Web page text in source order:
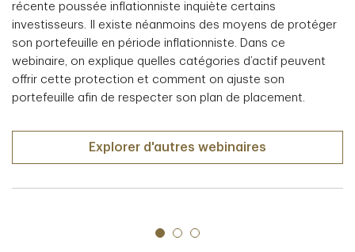
récente poussée inflationniste inquiète certains
investisseurs. Il existe néanmoins des moyens de protéger
son portefeuille en période inflationniste. Dans ce
webinaire, on explique quelles catégories d’actif peuvent
offrir cette protection et comment on ajuste son
portefeuille afin de respecter son plan de placement.
Explorer d'autres webinaires